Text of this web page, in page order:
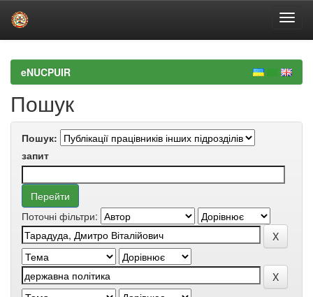
navigationeNUCPUIR
Пошук
Пошук:
запит
Поточні фільтри: